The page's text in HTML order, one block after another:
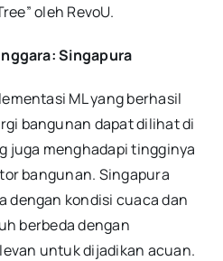
oleh RevoU.
Singapura
ML yang berhasil
bangunan dapat dilihat di
juga menghadapi tingginya
bangunan. Singapura
dengan kondisi cuaca dan
berbeda dengan
untuk dijadikan acuan.